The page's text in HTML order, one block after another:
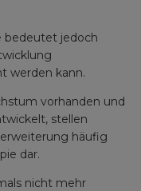
bedeutet jedoch
werden kann.
vorhanden und
stellen
häufig
dar.
nicht mehr